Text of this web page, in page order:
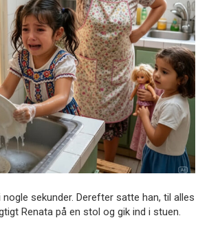
sekunder. Derefter satte han, til alles
Renata på en stol og gik ind i stuen.